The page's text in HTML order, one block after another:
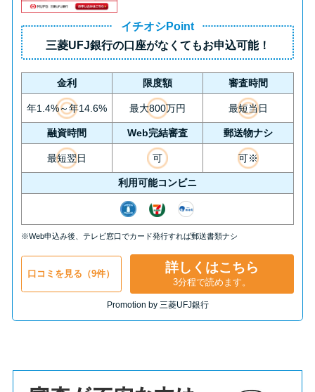
イチオシPoint
三菱UFJ銀行の口座がなくてもお申込可能！
金利 限度額 審査時間
年1.4%～年14.6% 最大800万円 最短当日
融資時間 Web完結審査 郵送物ナシ
最短翌日 可 可※
利用可能コンビニ
※Web申込み後、テレビ窓口でカード発行すれば郵送書類ナシ
口コミを見る（9件） 詳しくはこちら
3分程で読めます。
Promotion by 三菱UFJ銀行